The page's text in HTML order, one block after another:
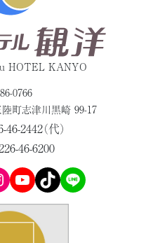
HOTEL KANYO
0766
町志津川黒崎 99-17
46-2442（代）
46-6200
YouTube TikTok LINE